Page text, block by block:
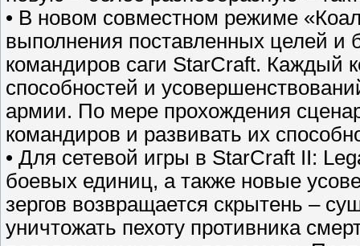
• В новом совместном режиме
выполнения поставленных целей и
командиров саги StarCraft. Каждый
способностей и
армии. По мере прохождения
командиров и развивать их
• Для сетевой игры в StarCraft II:
боевых единиц, а также новые
зергов возвращается скрытень –
уничтожать пехоту противника